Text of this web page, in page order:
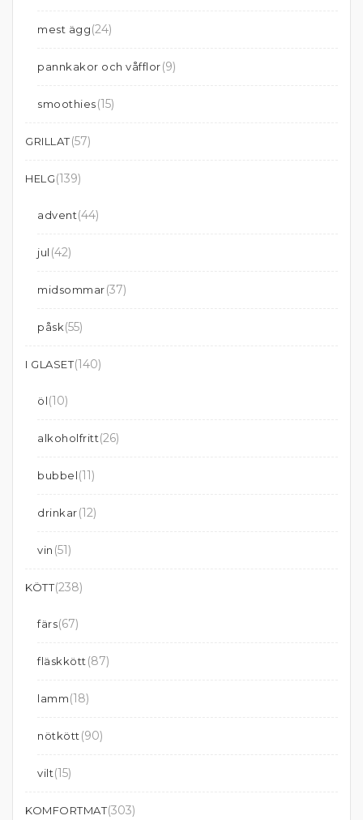
mest ägg(24)
pannkakor och våfflor(9)
smoothies(15)
GRILLAT(57)
HELG(139)
advent(44)
jul (42)
midsommar(37)
påsk(55)
I GLASET(140)
öl(10)
alkoholfritt(26)
bubbel(11)
drinkar(12)
vin (51)
KÖTT(238)
färs(67)
fläskkött (87)
lamm(18)
nötkött (90)
vilt(15)
KOMFORTMAT(303)